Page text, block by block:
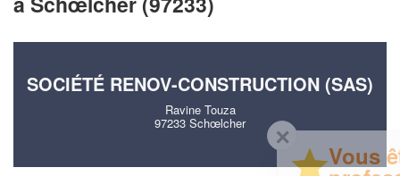
SOCIÉTÉ RENOV-CONSTRUCTION (SAS)
Ravine Touza
97233 Schœlcher
Vous êtes un